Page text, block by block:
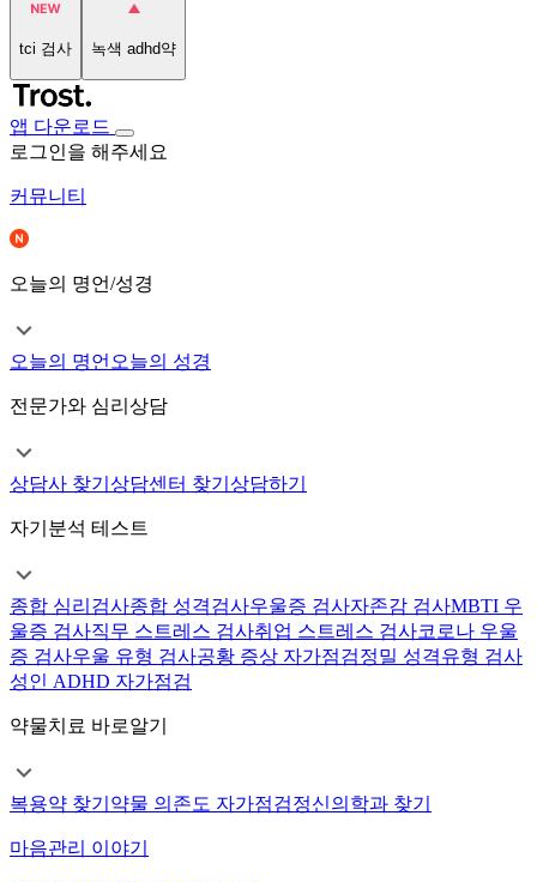
tci 검사 녹색 adhd약
앱 다운로드
로그인을 해주세요
커뮤니티
오늘의 명언/성경
오늘의 명언 오늘의 성경
전문가와 심리상담
상담사 찾기 상담센터 찾기 상담하기
자기분석 테스트
종합 심리검사종합 성격검사우울증 검사자존감 검사MBTI 우
울증 검사직무 스트레스 검사취업 스트레스 검사코로나 우울
증 검사우울 유형 검사공황 증상 자가점검정밀 성격유형 검사
성인 ADHD 자가점검
약물치료 바로알기
복용약 찾기 약물 의존도 자가점검정신의학과 찾기
마음관리 이야기